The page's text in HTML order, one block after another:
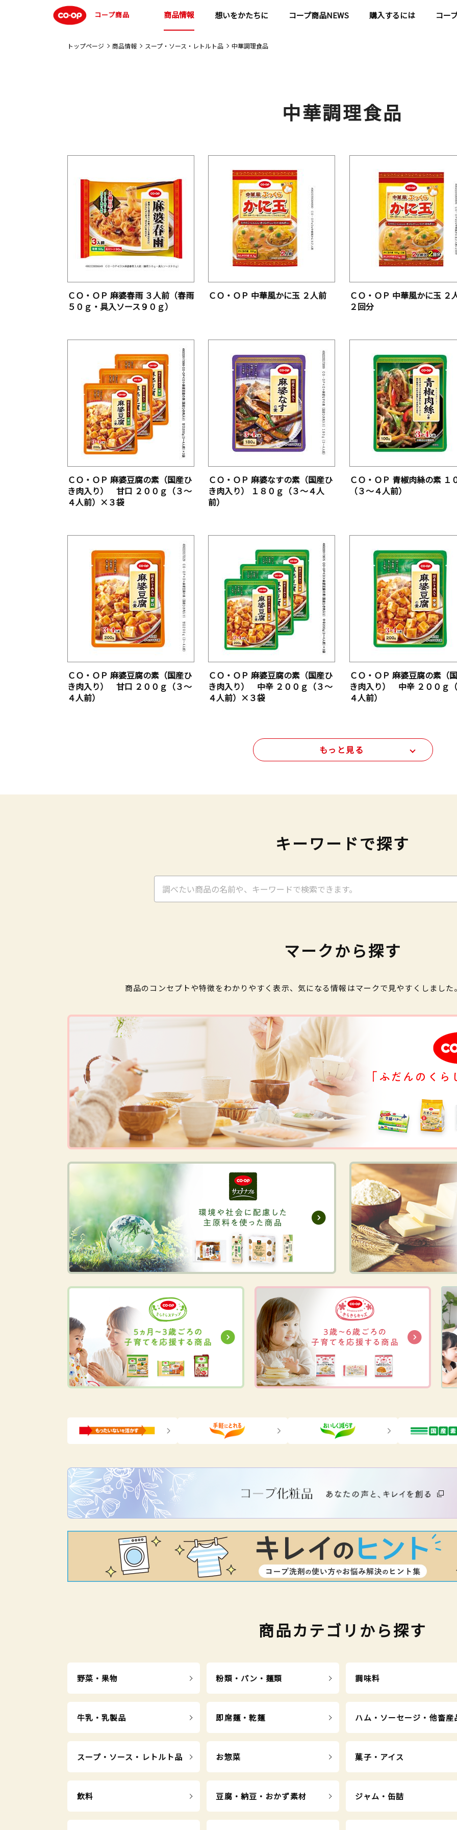
コープ商品 商品情報 想いをかたちに コープ商品NEWS 購入するには コー
トップページ 商品情報 スープ・ソース・レトルト品 中華調理食品
中華調理食品
ＣＯ・ＯＰ 麻婆春雨 ３人前（春雨
５０ｇ・具入ソース９０ｇ）
ＣＯ・ＯＰ 中華風かに玉 ２人前
ＣＯ・ＯＰ 中華風かに玉 ２
２回分
ＣＯ・ＯＰ 麻婆豆腐の素（国産ひ
き肉入り） 甘口 ２００ｇ（３～
４人前）×３袋
ＣＯ・ＯＰ 麻婆なすの素（国産ひ
き肉入り） １８０ｇ（３～４人
前）
ＣＯ・ＯＰ 青椒肉絲の素 １
（３～４人前）
ＣＯ・ＯＰ 麻婆豆腐の素（国産ひ
き肉入り） 甘口 ２００ｇ（３～
４人前）
ＣＯ・ＯＰ 麻婆豆腐の素（国産ひ
き肉入り） 中辛 ２００ｇ（３～
４人前）×３袋
ＣＯ・ＯＰ 麻婆豆腐の素（
き肉入り） 中辛 ２００ｇ
４人前）
もっと見る
キーワードで探す
マークから探す
商品のコンセプトや特徴をわかりやすく表示、気になる情報はマークで見やすくしました
商品カテゴリから探す
野菜・果物 粉類・パン・麺類 調味料
牛乳・乳製品 即席麺・乾麺 ハム・ソーセージ・他畜産
スープ・ソース・レトルト品 お惣菜 菓子・アイス
飲料 豆腐・納豆・おかず素材 ジャム・缶詰